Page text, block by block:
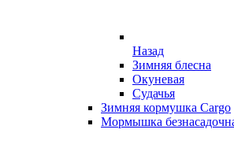
Назад
Зимняя блесна
Окуневая
Судачья
Зимняя кормушка Cargo
Мормышка